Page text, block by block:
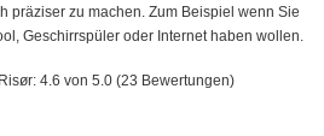
präziser zu machen. Zum Beispiel wenn Sie
Geschirrspüler oder Internet haben wollen.
4.6 von 5.0 (23 Bewertungen)